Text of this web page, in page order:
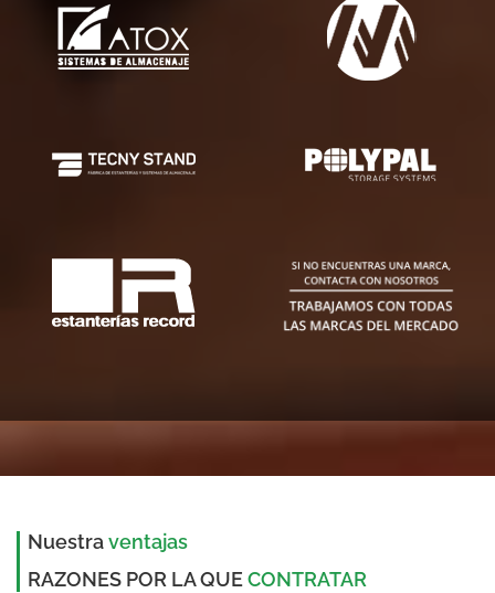
Nuestraventajas
RAZONES POR LA QUECONTRATAR